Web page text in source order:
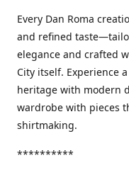
Every Dan Roma
and refined
elegance and crafted
City itself. Experience
heritage with modern
wardrobe with pieces
shirtmaking.
**********